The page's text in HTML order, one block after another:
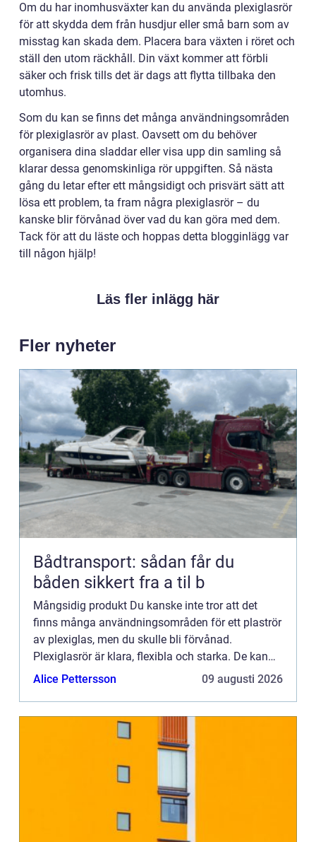
Om du har inomhusväxter kan du använda plexiglasrör
för att skydda dem från husdjur eller små barn som av
misstag kan skada dem. Placera bara växten i röret och
ställ den utom räckhåll. Din växt kommer att förbli
säker och frisk tills det är dags att flytta tillbaka den
utomhus.
Som du kan se finns det många användningsområden
för plexiglasrör av plast. Oavsett om du behöver
organisera dina sladdar eller visa upp din samling så
klarar dessa genomskinliga rör uppgiften. Så nästa
gång du letar efter ett mångsidigt och prisvärt sätt att
lösa ett problem, ta fram några plexiglasrör – du
kanske blir förvånad över vad du kan göra med dem.
Tack för att du läste och hoppas detta blogginlägg var
till någon hjälp!
Läs fler inlägg här
Fler nyheter
Bådtransport: sådan får du
båden sikkert fra a til b
Mångsidig produkt Du kanske inte tror att det
finns många användningsområden för ett plaströr
av plexiglas, men du skulle bli förvånad.
Plexiglasrör är klara, flexibla och starka. De kan
användas för en mängd olika ändamål, från
Alice Pettersson 09 augusti 2026